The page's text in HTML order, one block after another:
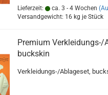
Lieferzeit: ca. 3 - 4 Wochen
Versandgewicht: 16 kg je Stück
Premium Verkleidungs-/
buckskin
Verkleidungs-/Ablageset,